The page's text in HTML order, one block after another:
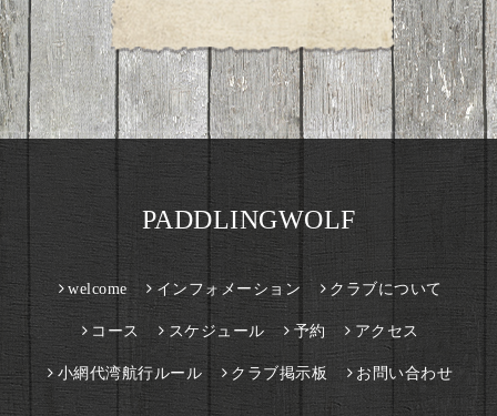
PADDLINGWOLF
welcome インフォメーション クラブについて
コース スケジュール 予約 アクセス
小網代湾航行ルール クラブ掲示板 お問い合わせ